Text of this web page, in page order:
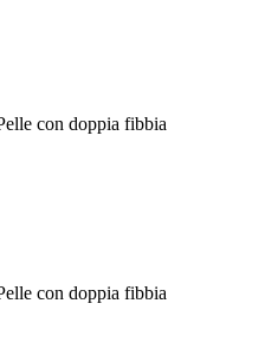
con doppia fibbia
con doppia fibbia